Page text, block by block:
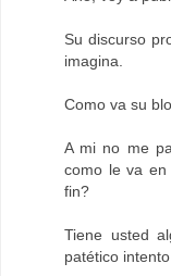
Su discurso
imagina.
Como va su
A mi no me
como le va en
fin?
Tiene usted
patético